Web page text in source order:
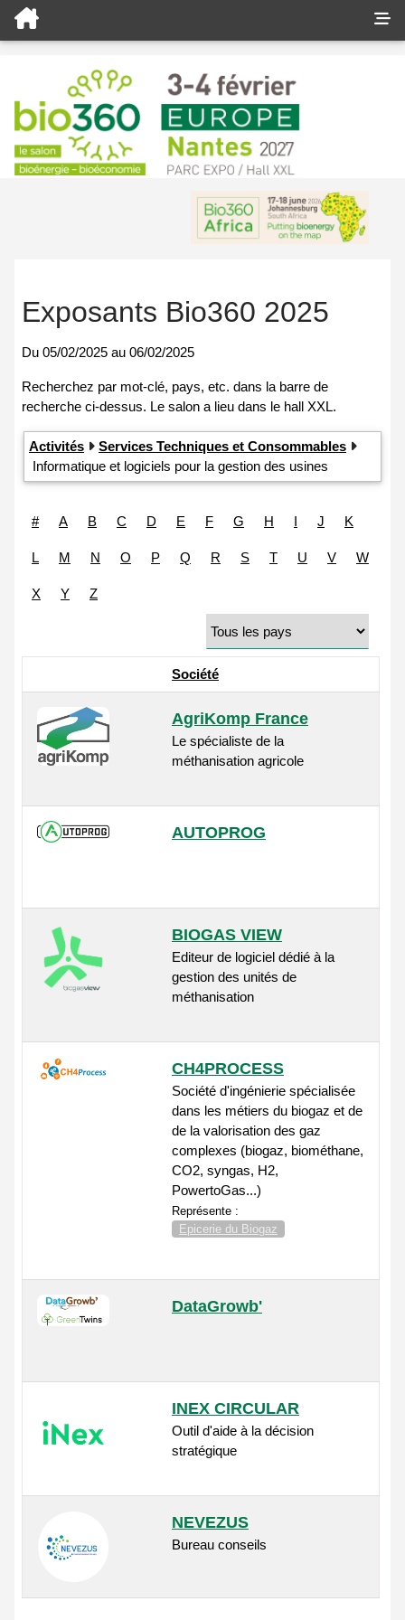
Exposants Bio360 2025
Du 05/02/2025 au 06/02/2025
Activités
Services Techniques et Consommables
Informatique et logiciels pour la gestion des usines
# A B C D E F G H I J K
L M N O P Q R S T U V W
X Y Z
Société
AgriKomp France
Le spécialiste de la
méthanisation agricole
AUTOPROG
BIOGAS VIEW
Editeur de logiciel dédié à la
gestion des unités de
méthanisation
CH4PROCESS
Société d'ingénierie spécialisée
dans les métiers du biogaz et de
de la valorisation des gaz
complexes (biogaz, biométhane,
CO2, syngas, H2,
PowertoGas...)
Représente :
Epicerie du Biogaz
DataGrowb'
INEX CIRCULAR
Outil d'aide à la décision
stratégique
NEVEZUS
Bureau conseils